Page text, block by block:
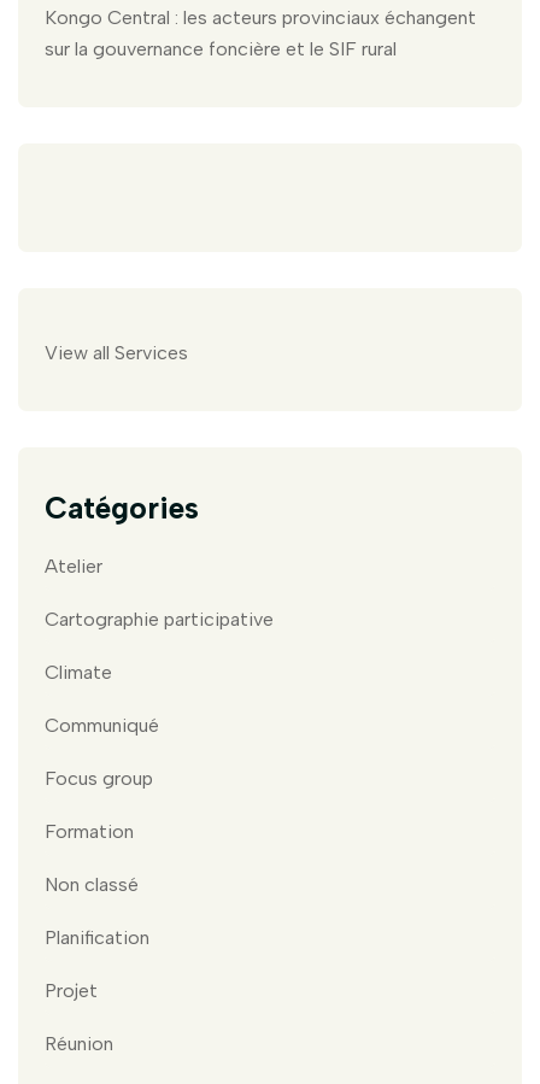
Kongo Central : les acteurs provinciaux échangent
sur la gouvernance foncière et le SIF rural
View all Services
Catégories
Atelier
Cartographie participative
Climate
Communiqué
Focus group
Formation
Non classé
Planification
Projet
Réunion